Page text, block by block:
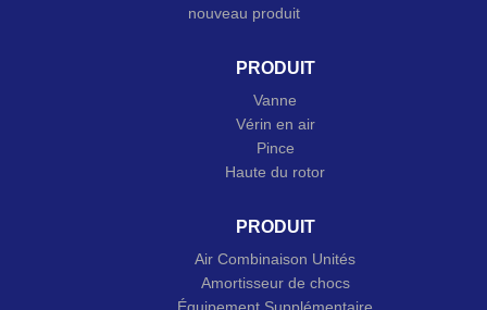
nouveau produit
PRODUIT
Vanne
Vérin en air
Pince
Haute du rotor
PRODUIT
Air Combinaison Unités
Amortisseur de chocs